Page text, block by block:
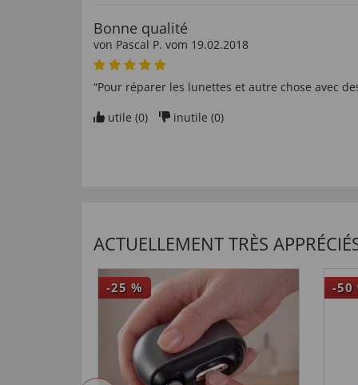
Bonne qualité
von Pascal P. vom 19.02.2018
“Pour réparer les lunettes et autre chose avec
utile (0) inutile (0)
“Werden wir mit in den Urlaub nehmen”
utile (0) inutile (
Hemd und Werkzeug
Karlheinz E. vom14.08.2018
ACTUELLEMENT TRÈS
-25 % -50